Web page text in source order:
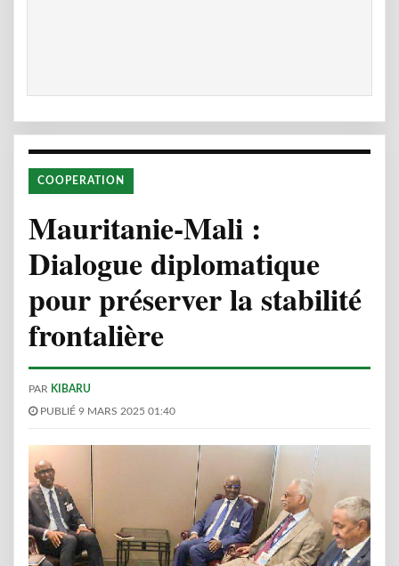
COOPERATION
Mauritanie-Mali :
Dialogue diplomatique
pour préserver la stabilité
frontalière
PAR KIBARU
PUBLIÉ 9 MARS 2025 01:40